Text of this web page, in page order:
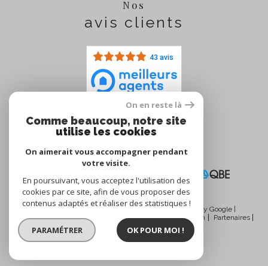
Nos
avis clients
43 avis
Nous
adhérons
© 2026 | Tous droits réservés | Traduction powered by Google |
Nos honoraires
Plan du site Mentions légales Admin
Partenaires
Politique RGPD
Cookies
On en reste là
Comme beaucoup, notre site
utilise les cookies
On aimerait vous accompagner pendant
votre visite.
En poursuivant, vous acceptez l'utilisation des
cookies par ce site, afin de vous proposer des
contenus adaptés et réaliser des statistiques !
PARAMÉTRER OK POUR MOI !